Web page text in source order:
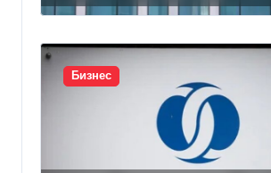
миллиарда
Бизнес